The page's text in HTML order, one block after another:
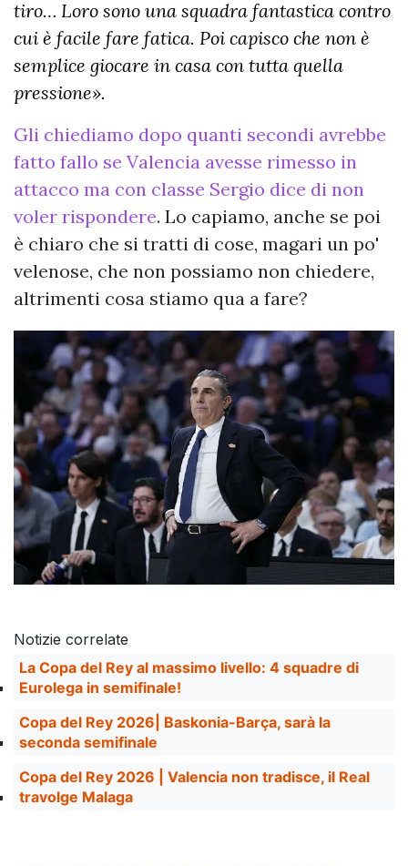
tiro… Loro sono una squadra fantastica contro
cui è facile fare fatica. Poi capisco che non è
semplice giocare in casa con tutta quella
pressione».
Gli chiediamo dopo quanti secondi avrebbe
fatto fallo se Valencia avesse rimesso in
attacco ma con classe Sergio dice di non
voler rispondere. Lo capiamo, anche se poi
è chiaro che si tratti di cose, magari un po'
velenose, che non possiamo non chiedere,
altrimenti cosa stiamo qua a fare?
Notizie correlate
La Copa del Rey al massimo livello: 4 squadre di
Eurolega in semifinale!
Copa del Rey 2026| Baskonia-Barça, sarà la
seconda semifinale
Copa del Rey 2026 | Valencia non tradisce, il Real
travolge Malaga